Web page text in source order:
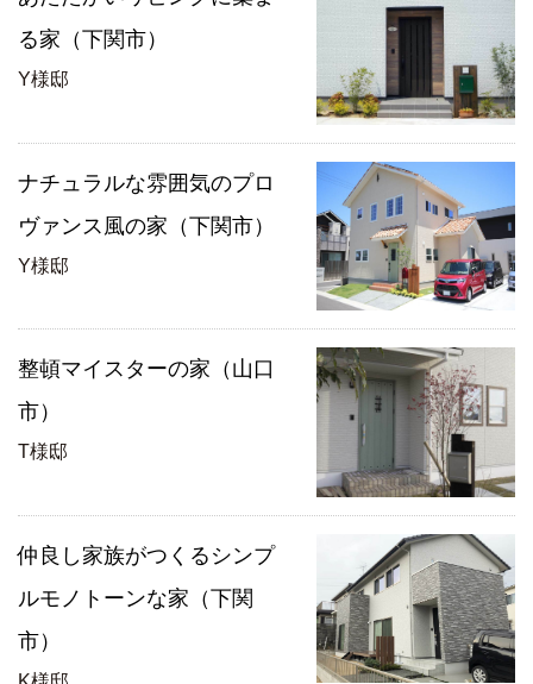
る家（下関市）
Y様邸
ナチュラルな雰囲気のプロ
ヴァンス風の家（下関市）
Y様邸
整頓マイスターの家（山口
市）
T様邸
仲良し家族がつくるシンプ
ルモノトーンな家（下関
市）